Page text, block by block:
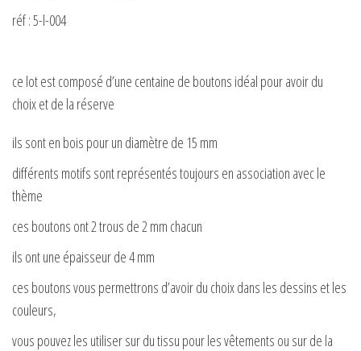
réf : 5-l-004
ce lot est composé d’une centaine de boutons idéal pour avoir du
choix et de la réserve
ils sont en bois pour un diamètre de 15 mm
différents motifs sont représentés toujours en association avec le
thème
ces boutons ont 2 trous de 2 mm chacun
ils ont une épaisseur de 4 mm
ces boutons vous permettrons d’avoir du choix dans les dessins et les
couleurs,
vous pouvez les utiliser sur du tissu pour les vêtements ou sur de la